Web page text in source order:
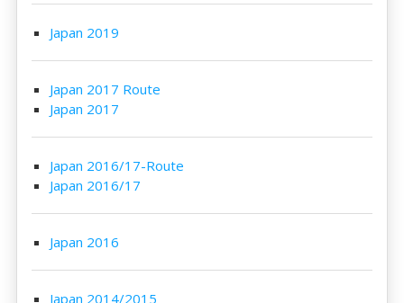
Japan 2019
Japan 2017 Route
Japan 2017
Japan 2016/17-Route
Japan 2016/17
Japan 2016
Japan 2014/2015